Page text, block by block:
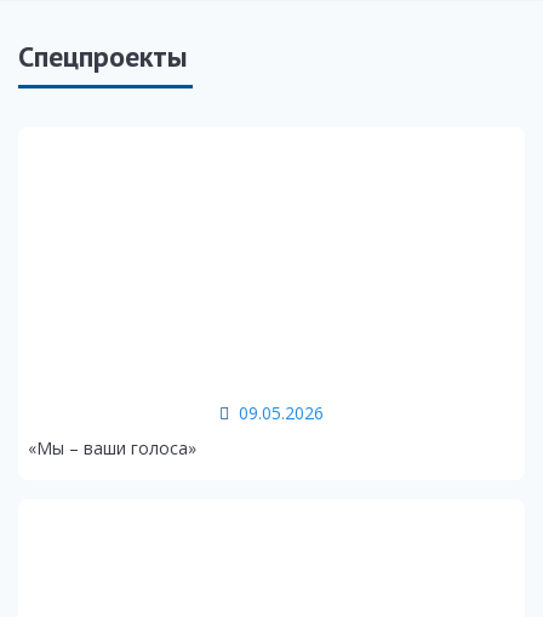
Спецпроекты
09.05.2026
«Мы – ваши голоса»